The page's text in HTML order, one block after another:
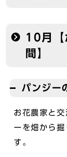
10月【
間】
パンジー
お花農家と
ーを畑から
す。